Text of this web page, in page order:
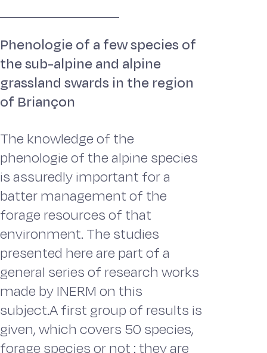
Phenologie of a few species of
the sub-alpine and alpine
grassland swards in the region
of Briançon
The knowledge of the
phenologie of the alpine species
is assuredly important for a
batter management of the
forage resources of that
environment. The studies
presented here are part of a
general series of research works
made by INERM on this
subject.A first group of results is
given, which covers 50 species,
forage species or not : they are